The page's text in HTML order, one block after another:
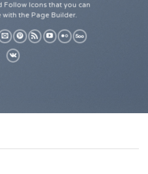
Follow Icons that you can
with the Page Builder.